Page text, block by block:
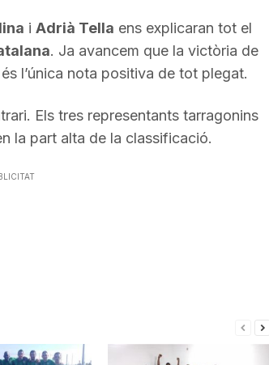
i Adrià Tella ens explicaran tot el
. Ja avancem que la victòria de
l’única nota positiva de tot plegat.
Els tres representants tarragonins
la part alta de la classificació.